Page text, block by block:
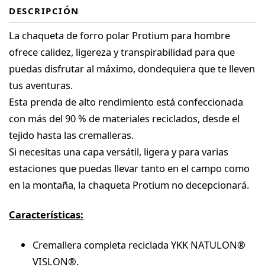
DESCRIPCIÓN
La chaqueta de forro polar Protium para hombre
ofrece calidez, ligereza y transpirabilidad para que
puedas disfrutar al máximo, dondequiera que te lleven
tus aventuras.
Esta prenda de alto rendimiento está confeccionada
con más del 90 % de materiales reciclados, desde el
tejido hasta las cremalleras.
Si necesitas una capa versátil, ligera y para varias
estaciones que puedas llevar tanto en el campo como
en la montaña, la chaqueta Protium no decepcionará.
Características:
Cremallera completa reciclada YKK NATULON®
VISLON®.